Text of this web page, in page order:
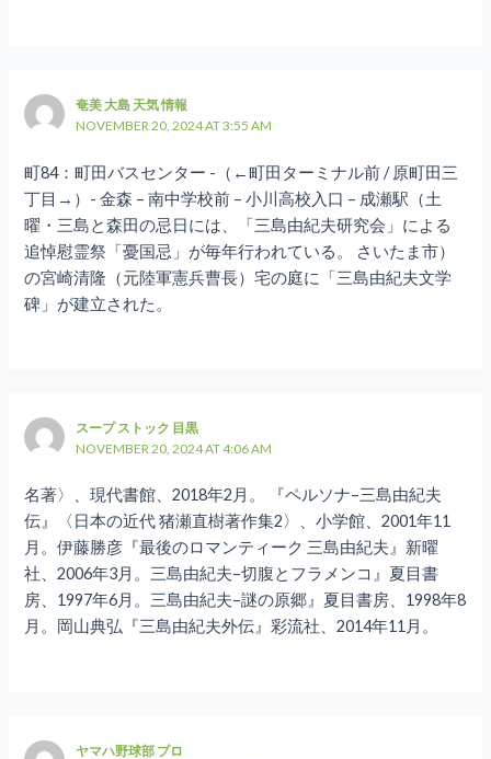
奄美 大島 天気 情報
NOVEMBER 20, 2024 AT 3:55 AM
町84：町田バスセンター -（←町田ターミナル前 / 原町田三
丁目→）- 金森 – 南中学校前 – 小川高校入口 – 成瀬駅（土
曜・三島と森田の忌日には、「三島由紀夫研究会」による
追悼慰霊祭「憂国忌」が毎年行われている。 さいたま市）
の宮崎清隆（元陸軍憲兵曹長）宅の庭に「三島由紀夫文学
碑」が建立された。
スープ ストック 目黒
NOVEMBER 20, 2024 AT 4:06 AM
名著〉、現代書館、2018年2月。 『ペルソナ–三島由紀夫
伝』〈日本の近代 猪瀬直樹著作集2〉、小学館、2001年11
月。伊藤勝彦『最後のロマンティーク 三島由紀夫』新曜
社、2006年3月。三島由紀夫–切腹とフラメンコ』夏目書
房、1997年6月。三島由紀夫–謎の原郷』夏目書房、1998年8
月。岡山典弘『三島由紀夫外伝』彩流社、2014年11月。
ヤマハ野球部 プロ